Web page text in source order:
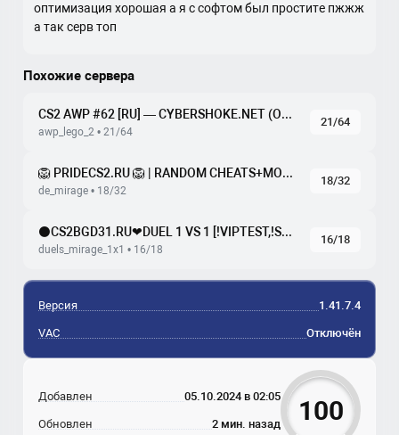
оптимизация хорошая а я с софтом был простите пжжж
а так серв топ
Похожие сервера
CS2 AWP #62 [RU] — CYBERSHOKE.NET (ONLY AWP LEGO 2)
awp_lego_2 • 21/64
21/64
🦁 PRIDECS2.RU 🦁 | RANDOM CHEATS+MODELS #1 🔪 БЕСПЛ
de_mirage • 18/32
18/32
⚫CS2BGD31.RU❤DUEL 1 VS 1 [!VIPTEST,!SKINS]
duels_mirage_1x1 • 16/18
16/18
Версия 1.41.7.4
VAC Отключён
Добавлен 05.10.2024 в 02:05
Обновлен 2 мин. назад 100